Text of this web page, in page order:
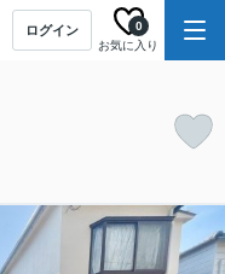
ログイン
お気に入り
0